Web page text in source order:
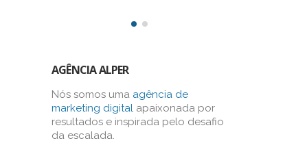
AGÊNCIA ALPER
Nós somos uma agência de
marketing digital apaixonada por
resultados e inspirada pelo desafio
da escalada.